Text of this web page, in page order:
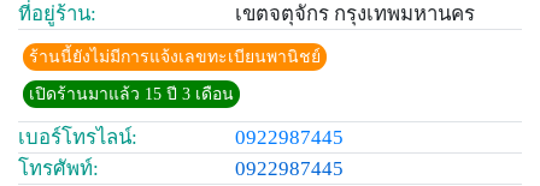
ที่อยู่ร้าน:
เขตจตุจักร กรุงเทพมหานคร
ร้านนี้ยังไม่มีการแจ้งเลขทะเบียนพานิชย์
เปิดร้านมาแล้ว 15 ปี 3 เดือน
เบอร์โทรไลน์:
0922987445
โทรศัพท์:
0922987445